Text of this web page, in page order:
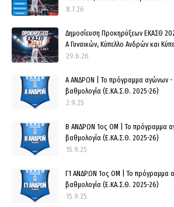
8.7.26
Δημοσίευση Προκηρύξεων ΕΚΑΣΘ
Α Γυναικών, Κύπελλο Ανδρών και
29.6.26
Α ΑΝΔΡΩΝ | Το πρόγραμμα αγώνων -
βαθμολογία (Ε.ΚΑ.Σ.Θ. 2025-26)
2.9.25
Β ΑΝΔΡΩΝ 1ος ΟΜ | Το πρόγραμμα
βαθμολογία (Ε.ΚΑ.Σ.Θ. 2025-26)
15.9.25
Γ1 ΑΝΔΡΩΝ 1ος ΟΜ | Το πρόγραμμα
βαθμολογία (Ε.ΚΑ.Σ.Θ. 2025-26)
15.9.25